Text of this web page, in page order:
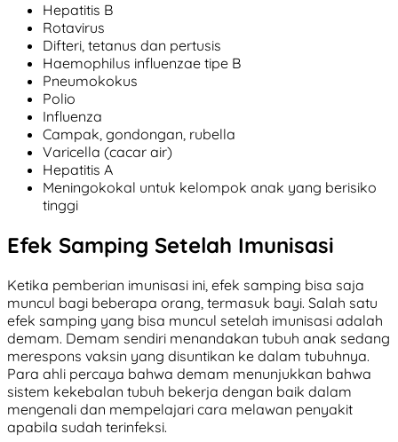
Hepatitis B
Rotavirus
Difteri, tetanus dan pertusis
Haemophilus influenzae tipe B
Pneumokokus
Polio
Influenza
Campak, gondongan, rubella
Varicella (cacar air)
Hepatitis A
Meningokokal untuk kelompok anak yang berisiko
tinggi
Efek Samping Setelah Imunisasi
Ketika pemberian imunisasi ini, efek samping bisa saja
muncul bagi beberapa orang, termasuk bayi. Salah satu
efek samping yang bisa muncul setelah imunisasi adalah
demam. Demam sendiri menandakan tubuh anak sedang
merespons vaksin yang disuntikan ke dalam tubuhnya.
Para ahli percaya bahwa demam menunjukkan bahwa
sistem kekebalan tubuh bekerja dengan baik dalam
mengenali dan mempelajari cara melawan penyakit
apabila sudah terinfeksi.